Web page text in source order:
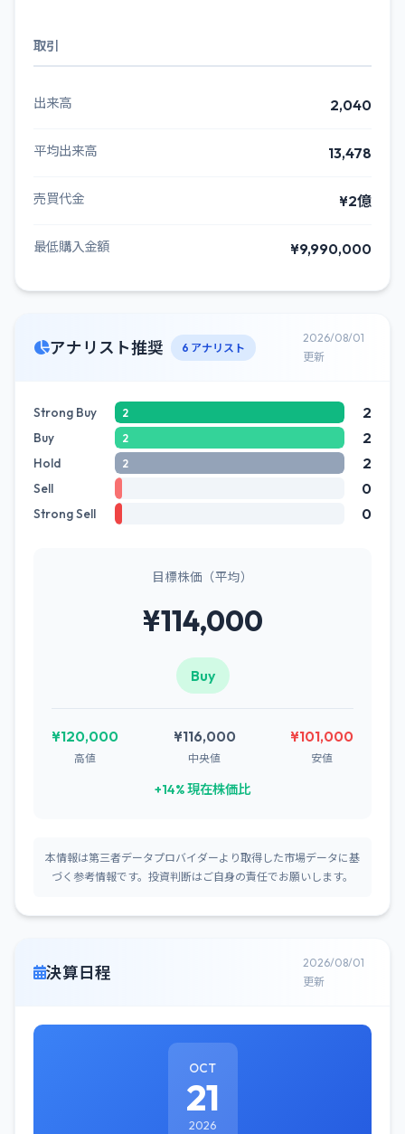
取引
出来高 2,040
平均出来高 13,478
売買代金 ¥2億
最低購入金額 ¥9,990,000
アナリスト推奨 6 アナリスト
2026/08/01
更新
Strong Buy 2 2
Buy 2 2
Hold 2 2
Sell 0
Strong Sell 0
目標株価（平均）
¥114,000
Buy
¥120,000
高値
¥116,000
中央値
¥101,000
安値
+14% 現在株価比
本情報は第三者データプロバイダーより取得した市場データに基
づく参考情報です。投資判断はご自身の責任でお願いします。
決算日程
2026/08/01
更新
OCT
21
2026